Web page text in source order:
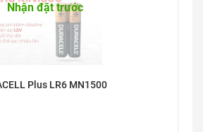
Nhận đặt trước
Plus LR6 MN1500